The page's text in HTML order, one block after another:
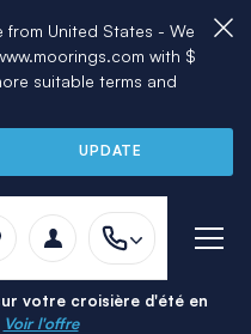
from United States - We
with $
suitable terms and
UPDATE
votre croisière d'été en
Voir l'offre